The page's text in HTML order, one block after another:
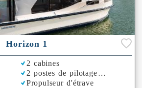
Horizon 1
2 cabines
2 postes de pilotage
Propulseur d'étrave